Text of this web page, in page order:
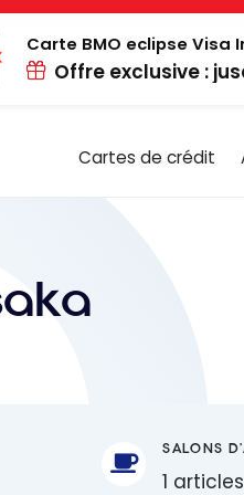
Carte BMO eclipse Visa
Offre exclusive :
Cartes de crédit
SALONS
1 articles